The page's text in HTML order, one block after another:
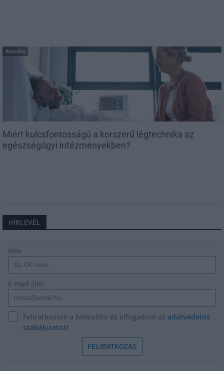
Aktuális
Miért kulcsfontosságú a korszerű légtechnika az
egészségügyi intézményekben?
HÍRLEVÉL
Név
E-mail cím
Feliratkozom a hírlevélre és elfogadom az adatvédelmi
szabályzatot!
FELIRATKOZÁS